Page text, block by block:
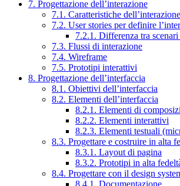
7. Progettazione dell’interazione
7.1. Caratteristiche dell’interazione
7.2. User stories per definire
7.2.1. Differenza tra scenari
7.3. Flussi di interazione
7.4. Wireframe
7.5. Prototipi interattivi
8. Progettazione dell’interfaccia
8.1. Obiettivi dell’interfaccia
8.2. Elementi dell’interfaccia
8.2.1. Elementi di
8.2.2. Elementi interattivi
8.2.3. Elementi testuali
8.3. Progettare e costruire in alta
8.3.1. Layout di pagina
8.3.2. Prototipi in alta
8.4. Progettare con il design
8.4.1. Documentazione